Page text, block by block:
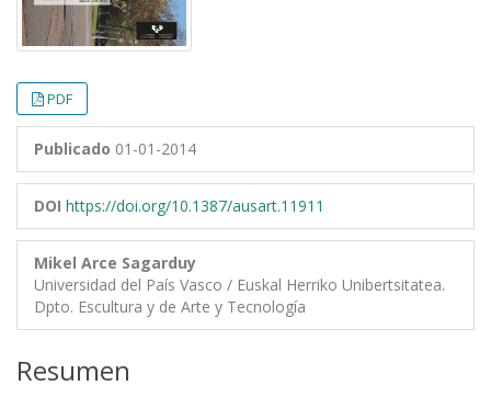
PDF
Publicado 01-01-2014
DOI https://doi.org/10.1387/ausart.11911
Mikel Arce Sagarduy
Universidad del País Vasco / Euskal Herriko Unibertsitatea.
Dpto. Escultura y de Arte y Tecnología
Resumen